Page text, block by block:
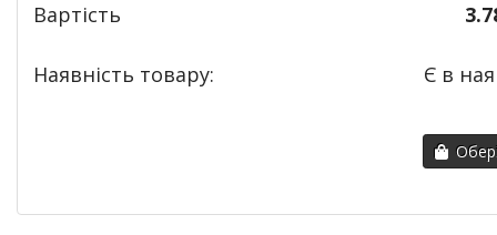
Вартість
Наявність товару: Є в